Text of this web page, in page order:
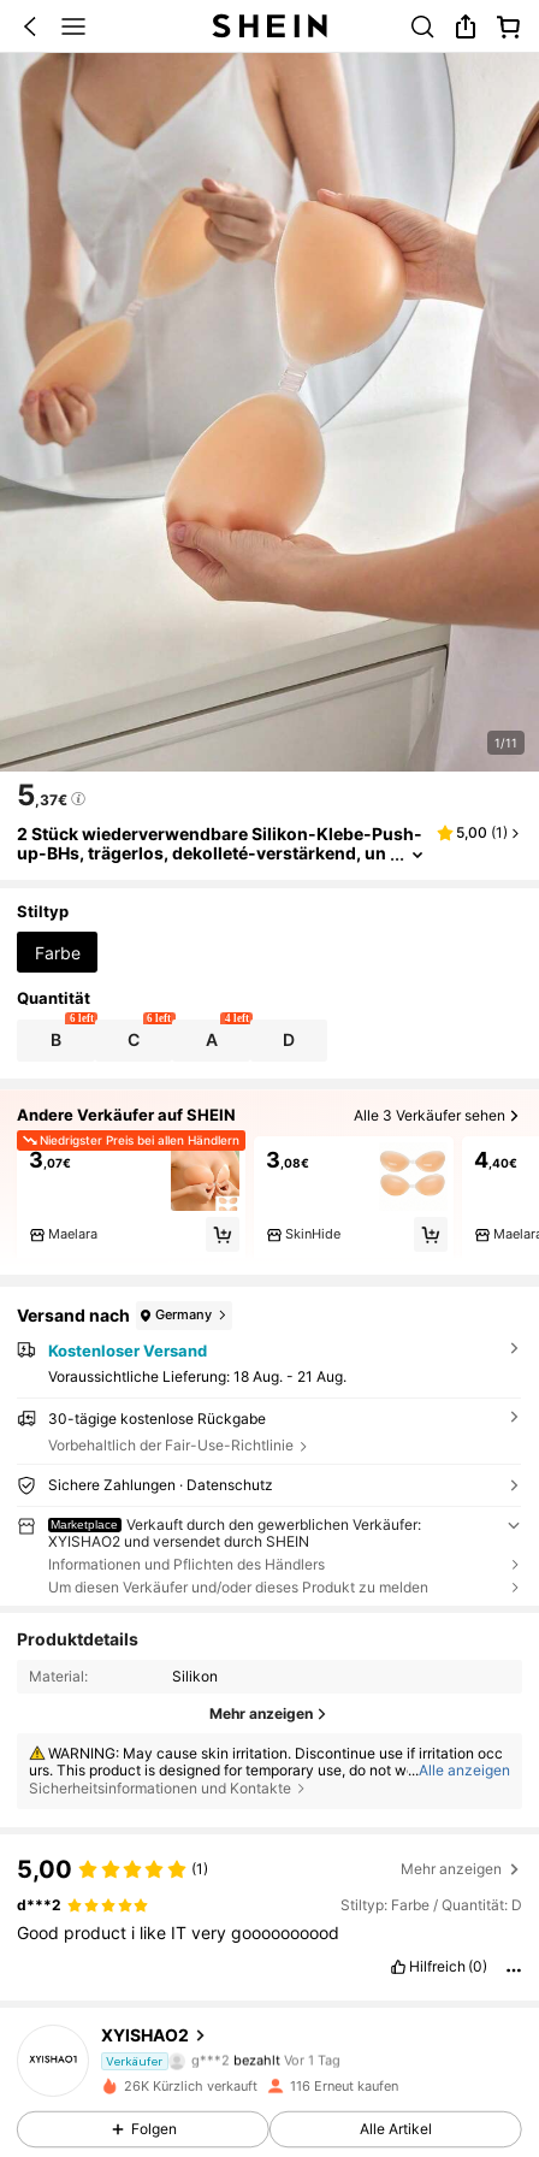
1/11
5,37€
2 Stück wiederverwendbare Silikon-Klebe-Push-
up-BHs, trägerlos, dekolleté-verstärkend, un
5,00 (1)
Stiltyp
Farbe
Quantität
B
6 left
C
6 left
A
4 left
D
Andere Verkäufer auf SHEIN Alle 3 Verkäufer sehen
Niedrigster Preis bei allen Händlern
3 ,07€
Maelara
3 ,08€
SkinHide
4,40€
Versand nach Germany
Kostenloser Versand
Voraussichtliche Lieferung: 18 Aug. - 21 Aug.
30-tägige kostenlose Rückgabe
Vorbehaltlich der Fair-Use-Richtlinie
Sichere Zahlungen · Datenschutz
Marketplace
Verkauft durch den gewerblichen Verkäufer:
XYISHAO2 und versendet durch SHEIN
Informationen und Pflichten des Händlers
Um diesen Verkäufer und/oder dieses Produkt zu melden
Produktdetails
Material: Silikon
Mehr anzeigen
WARNING: May cause skin irritation. Discontinue use if irritation occ
urs. This product is designed for temporary use, do not wear more than
8 hours.
...Alle anzeigen
Sicherheitsinformationen und Kontakte
5,00 (1) Mehr anzeigen
d***2 Stiltyp: Farbe / Quantität: D
Good product i like ITverygoooooooood
Hilfreich (0)
XYISHAO2
Verkäufer
3,83
g***2 bezahlt Vor 1 Tag
26K Kürzlich verkauft 116 Erneut kaufen
Folgen Alle Artikel